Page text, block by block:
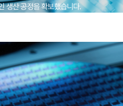
생산 공정을 확보했습니다.